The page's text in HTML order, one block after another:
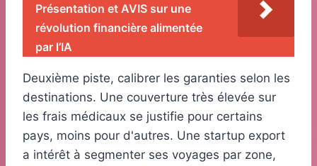
Présentation et AVIS sur une
révolution financière alimentée
par l’IA
Deuxième piste, calibrer les garanties selon les
destinations. Une couverture très élevée sur
les frais médicaux se justifie pour certains
pays, moins pour d'autres. Une startup export
a intérêt à segmenter ses voyages par zone,